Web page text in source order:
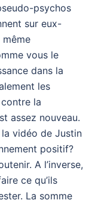
psychos
sur eux-
vous le
dans la
les
la
assez nouveau.
la vidéo de Justin
positif?
A l’inverse,
ce qu’ils
La somme